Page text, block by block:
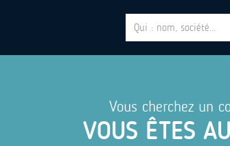
Vous cherchez un
VOUS ÊTES